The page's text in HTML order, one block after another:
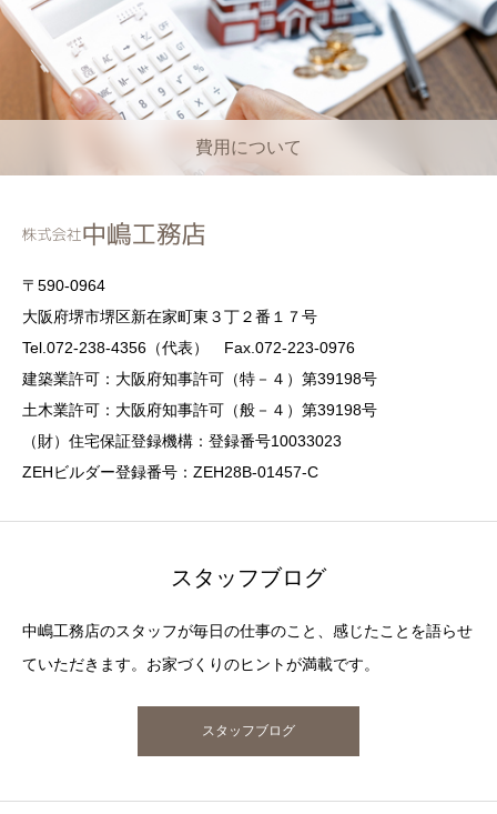
費用について
〒590-0964
大阪府堺市堺区新在家町東３丁２番１７号
Tel.072-238-4356（代表） Fax.072-223-0976
建築業許可：大阪府知事許可（特－４）第39198号
土木業許可：大阪府知事許可（般－４）第39198号
（財）住宅保証登録機構：登録番号10033023
ZEHビルダー登録番号：ZEH28B-01457-C
スタッフブログ
中嶋工務店のスタッフが毎日の仕事のこと、感じたことを語らせ
ていただきます。お家づくりのヒントが満載です。
スタッフブログ